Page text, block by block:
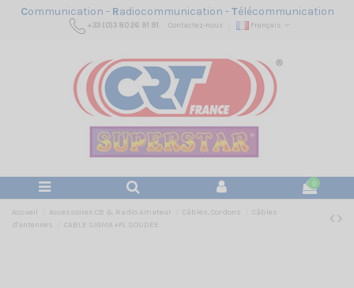
Communication - Radiocommunication -Télécommunication
+33 (0)3 80 26 91 91 Contactez-nous Français
0
Accueil Accessoires CB & Radio Amateur Câbles, Cordons
Câbles
d'antennes
CABLE SIGMA +PL SOUDEE